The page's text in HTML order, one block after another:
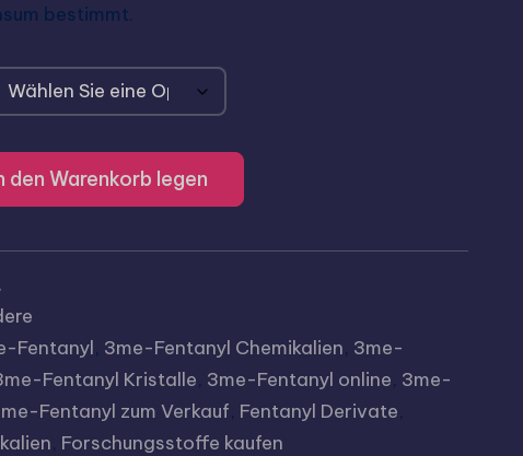
bestimmt.
den Warenkorb legen
Fentanyl, 3me-Fentanyl Chemikalien, 3me-
Fentanyl Kristalle, 3me-Fentanyl online, 3me-
Fentanyl zum Verkauf, Fentanyl Derivate,
, Forschungsstoffe kaufen